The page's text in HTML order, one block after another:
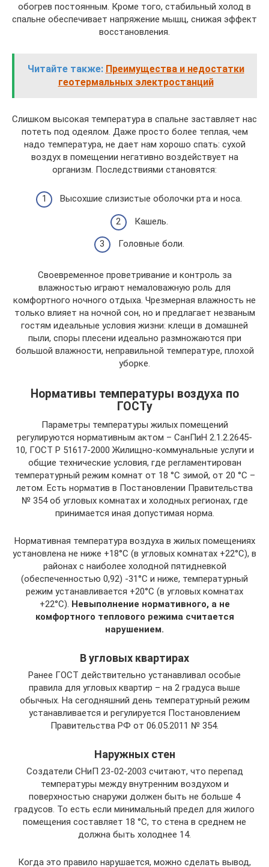
обогрев постоянным. Кроме того, стабильный холод в
спальне обеспечивает напряжение мышц, снижая эффект
восстановления.
Читайте также: Преимущества и недостатки
геотермальных электростанций
Слишком высокая температура в спальне заставляет нас
потеть под одеялом. Даже просто более теплая, чем
надо температура, не дает нам хорошо спать: сухой
воздух в помещении негативно воздействует на
организм. Последствиями становятся:
Высохшие слизистые оболочки рта и носа.
Кашель.
Головные боли.
Своевременное проветривание и контроль за
влажностью играют немаловажную роль для
комфортного ночного отдыха. Чрезмерная влажность не
только влияет на ночной сон, но и предлагает незваным
гостям идеальные условия жизни: клещи в домашней
пыли, споры плесени идеально размножаются при
большой влажности, неправильной температуре, плохой
уборке.
Нормативы температуры воздуха по
ГОСТу
Параметры температуры жилых помещений
регулируются нормативным актом – СанПиН 2.1.2.2645-
10, ГОСТ Р 51617-2000 Жилищно-коммунальные услуги и
общие технические условия, где регламентирован
температурный режим комнат от 18 °С зимой, от 20 °С –
летом. Есть норматив в Постановлении Правительства
№ 354 об угловых комнатах и холодных регионах, где
принимается иная допустимая норма.
Нормативная температура воздуха в жилых помещениях
установлена не ниже +18°С (в угловых комнатах +22°С), в
районах с наиболее холодной пятидневкой
(обеспеченностью 0,92) -31°С и ниже, температурный
режим устанавливается +20°С (в угловых комнатах
+22°С). Невыполнение нормативного, а не
комфортного теплового режима считается
нарушением.
В угловых квартирах
Ранее ГОСТ действительно устанавливал особые
правила для угловых квартир – на 2 градуса выше
обычных. На сегодняшний день температурный режим
устанавливается и регулируется Постановлением
Правительства РФ от 06.05.2011 № 354.
Наружных стен
Создатели СНиП 23-02-2003 считают, что перепад
температуры между внутренним воздухом и
поверхностью снаружи должен быть не больше 4
градусов. То есть если минимальный предел для жилого
помещения составляет 18 °С, то стена в среднем не
должна быть холоднее 14.
Когда это правило нарушается, можно сделать вывод,